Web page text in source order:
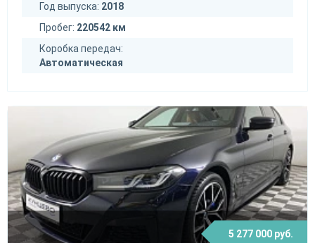
Год выпуска: 2018
Пробег: 220542 км
Коробка передач:
Автоматическая
5 277 000 руб.